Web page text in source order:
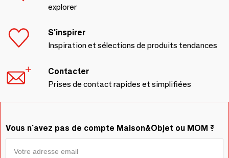
explorer
S'inspirer
Inspiration et sélections de produits tendances
Contacter
Prises de contact rapides et simplifiées
Vous n'avez pas de compte Maison&Objet ou MOM ?